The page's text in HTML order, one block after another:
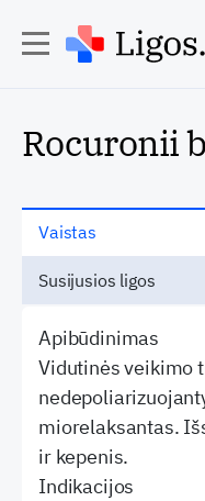
Rocuronii
Vaistas
Susijusios ligos
Apibūdinimas
Vidutinės veikimo
miorelaksantas.
ir kepenis.
Indikacijos